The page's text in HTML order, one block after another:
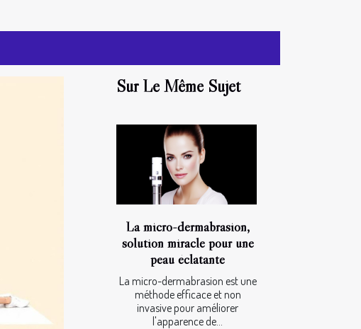
Sur Le Même Sujet
La micro-dermabrasion,
solution miracle pour une
peau éclatante
La micro-dermabrasion est une
méthode efficace et non
invasive pour améliorer
l'apparence de...